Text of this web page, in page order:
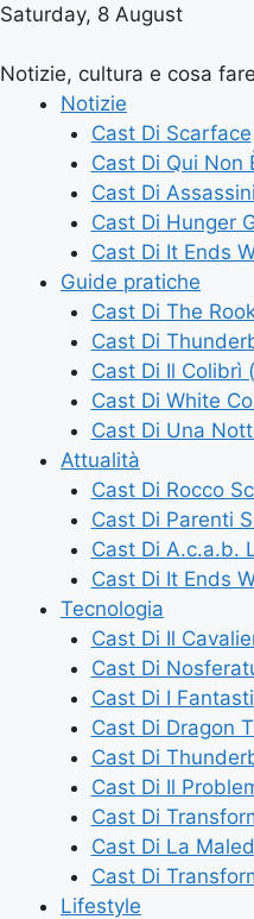
Saturday, 8 August
Notizie, cultura e cosa
Notizie
Cast Di Scarface
Cast Di Qui Non
Cast Di
Cast Di Hunger
Cast Di It Ends
Guide pratiche
Cast Di The
Cast Di
Cast Di Il Colibrì
Cast Di White
Cast Di Una
Attualità
Cast Di Rocco
Cast Di Parenti
Cast Di A.c.a.b.
Cast Di It Ends
Tecnologia
Cast Di Il
Cast Di
Cast Di I
Cast Di Dragon
Cast Di
Cast Di Il
Cast Di
Cast Di La
Cast Di
Lifestyle